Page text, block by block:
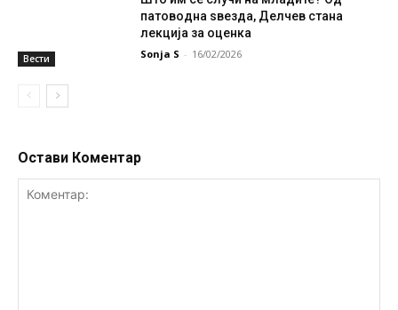
Вести
патоводна ѕвезда, Делчев стана
лекција за оценка
Sonja S - 16/02/2026
Остави Коментар